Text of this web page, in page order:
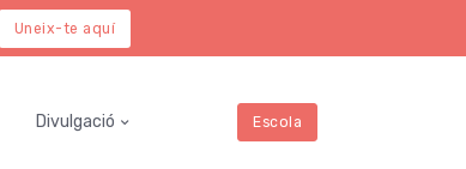
Uneix-te aquí
Divulgació Escola